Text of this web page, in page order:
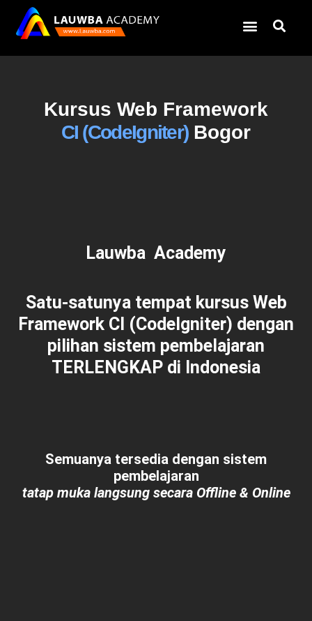
Kursus Web Framework
CI (CodeIgniter) Bogor
Lauwba Academy
Satu-satunya tempat kursus Web
Framework CI (CodeIgniter) dengan
pilihan sistem pembelajaran
TERLENGKAP di Indonesia
Semuanya tersedia dengan sistem
pembelajaran
tatap muka langsung secara Offline & Online